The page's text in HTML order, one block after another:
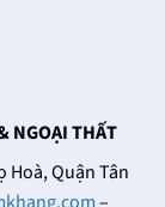
NGOẠI THẤT
Hoà, Quận Tân